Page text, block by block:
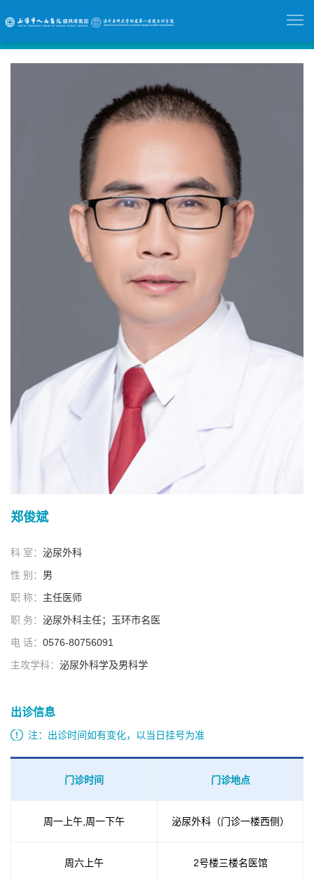
郑俊斌
科 室： 泌尿外科
性 别： 男
职 称： 主任医师
职 务： 泌尿外科主任；玉环市名医
电 话： 0576-80756091
主攻学科： 泌尿外科学及男科学
出诊信息
注：出诊时间如有变化，以当日挂号为准
门诊时间 门诊地点
周一上午,周一下午 泌尿外科（门诊一楼西侧）
周六上午 2号楼三楼名医馆